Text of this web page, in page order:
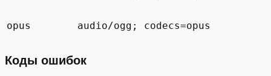
opus audio/ogg; codecs=opus
Коды ошибок